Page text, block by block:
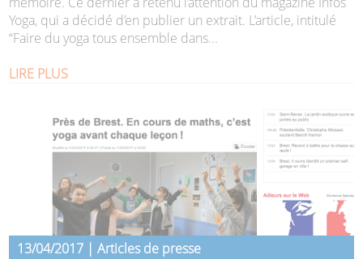
Yoga, qui a décidé d’en publier un extrait. L’article, intitulé
“Faire du yoga tous ensemble dans...
LIRE PLUS
13/04/2017 | Articles de presse